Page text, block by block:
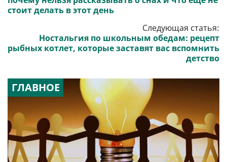
стоит делать в этот день
Следующая статья:
Ностальгия по школьным обедам: рецепт
рыбных котлет, которые заставят вас вспомнить
детство
ГЛАВНОЕ